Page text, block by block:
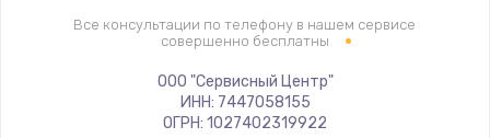
2885 руб.
Заказать
Замена контроллера питания
Все консультации по телефону в нашем сервисе
совершенно бесплатны
ООО "Сервисный Центр"
ИНН: 7447058155
ОГРН: 1027402319922